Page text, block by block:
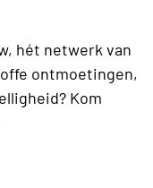
hét netwerk van
ontmoetingen,
Kom